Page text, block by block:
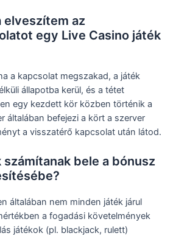
elveszítem az
egy Live Casino játék
a kapcsolat megszakad, a játék
állapotba kerül, és a tétet
egy kezdett kör közben történik a
általában befejezi a kört a szerver
a visszatérő kapcsolat után látod.
bele a bónusz
általában nem minden játék járul
a fogadási követelmények
játékok (pl. blackjack, rulett)